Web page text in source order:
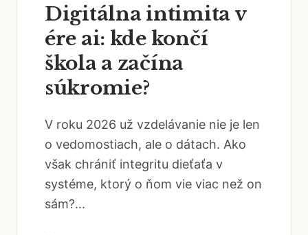
Digitálna intimita v
ére ai: kde končí
škola a začína
súkromie?
V roku 2026 už vzdelávanie nie je len
o vedomostiach, ale o dátach. Ako
však chrániť integritu dieťaťa v
systéme, ktorý o ňom vie viac než on
sám?...